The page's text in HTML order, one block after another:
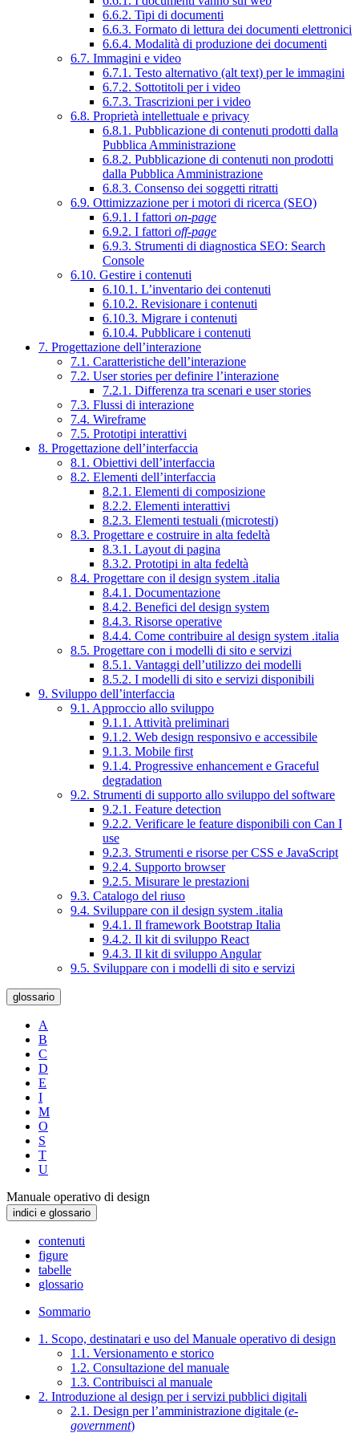
6.6.2. Tipi di documenti
6.6.3. Formato di lettura dei documenti elettronici
6.6.4. Modalità di produzione dei documenti
6.7. Immagini e video
6.7.1. Testo alternativo (alt text) per le immagini
6.7.2. Sottotitoli per i video
6.7.3. Trascrizioni per i video
6.8. Proprietà intellettuale e privacy
6.8.1. Pubblicazione di contenuti prodotti dalla
Pubblica Amministrazione
6.8.2. Pubblicazione di contenuti non prodotti
dalla Pubblica Amministrazione
6.8.3. Consenso dei soggetti ritratti
6.9. Ottimizzazione per i motori di ricerca (SEO)
6.9.1. I fattori on-page
6.9.2. I fattori off-page
6.9.3. Strumenti di diagnostica SEO: Search
Console
6.10. Gestire i contenuti
6.10.1. L’inventario dei contenuti
6.10.2. Revisionare i contenuti
6.10.3. Migrare i contenuti
6.10.4. Pubblicare i contenuti
7. Progettazione dell’interazione
7.1. Caratteristiche dell’interazione
7.2. User stories per definire l’interazione
7.2.1. Differenza tra scenari e user stories
7.3. Flussi di interazione
7.4. Wireframe
7.5. Prototipi interattivi
8. Progettazione dell’interfaccia
8.1. Obiettivi dell’interfaccia
8.2. Elementi dell’interfaccia
8.2.1. Elementi di composizione
8.2.2. Elementi interattivi
8.2.3. Elementi testuali (microtesti)
8.3. Progettare e costruire in alta fedeltà
8.3.1. Layout di pagina
8.3.2. Prototipi in alta fedeltà
8.4. Progettare con il design system .italia
8.4.1. Documentazione
8.4.2. Benefici del design system
8.4.3. Risorse operative
8.4.4. Come contribuire al design system .italia
8.5. Progettare con i modelli di sito e servizi
8.5.1. Vantaggi dell’utilizzo dei modelli
8.5.2. I modelli di sito e servizi disponibili
9. Sviluppo dell’interfaccia
9.1. Approccio allo sviluppo
9.1.1. Attività preliminari
9.1.2. Web design responsivo e accessibile
9.1.3. Mobile first
9.1.4. Progressive enhancement e Graceful
degradation
9.2. Strumenti di supporto allo sviluppo del software
9.2.1. Feature detection
9.2.2. Verificare le feature disponibili con Can I
use
9.2.3. Strumenti e risorse per CSS e JavaScript
9.2.4. Supporto browser
9.2.5. Misurare le prestazioni
9.3. Catalogo del riuso
9.4. Sviluppare con il design system .italia
9.4.1. Il framework Bootstrap Italia
9.4.2. Il kit di sviluppo React
9.4.3. Il kit di sviluppo Angular
9.5. Sviluppare con i modelli di sito e servizi
glossario
A
B
C
D
E
I
M
O
S
T
U
Manuale operativo di design
indici e glossario
contenuti
figure
tabelle
glossario
Sommario
1. Scopo, destinatari e uso del Manuale operativo di design
1.1. Versionamento e storico
1.2. Consultazione del manuale
1.3. Contribuisci al manuale
2. Introduzione al design per i servizi pubblici digitali
2.1. Design per l’amministrazione digitale (e-
government)